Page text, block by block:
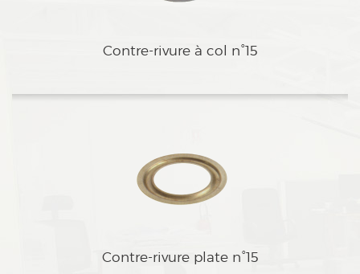
dContre-rivure à col n°15
dContre-rivure plate n°15